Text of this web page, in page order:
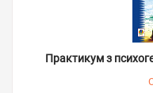
Практикум з